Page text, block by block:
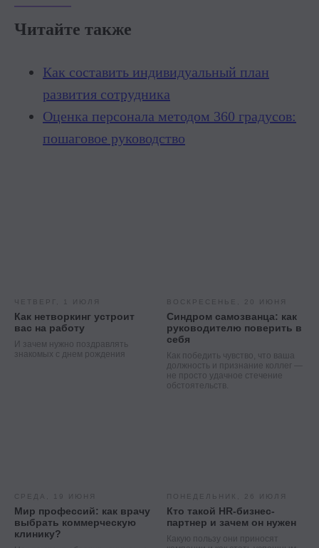
Читайте также
Как составить индивидуальный план
развития сотрудника
Оценка персонала методом 360 градусов:
пошаговое руководство
ЧЕТВЕРГ, 1 ИЮЛЯ
Как нетворкинг устроит
вас на работу
И зачем нужно поздравлять
знакомых с днем рождения
ВОСКРЕСЕНЬЕ, 20 ИЮНЯ
Синдром самозванца: как
руководителю поверить в
себя
Как победить чувство, что ваша
должность и признание коллег —
не просто удачное стечение
обстоятельств.
СРЕДА, 19 ИЮНЯ
Мир профессий: как врачу
выбрать коммерческую
клинику?
ПОНЕДЕЛЬНИК, 26 ИЮЛЯ
Кто такой HR-бизнес-
партнер и зачем он нужен
Какую пользу они приносят